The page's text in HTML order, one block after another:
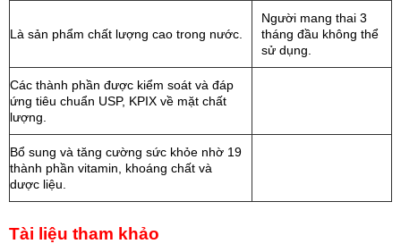
Là sản phẩm chất lượng cao trong nước.
Người mang thai 3
tháng đầu không thể
sử dụng.
Các thành phần được kiểm soát và đáp
ứng tiêu chuẩn USP, KPIX về mặt chất
lượng.
Bổ sung và tăng cường sức khỏe nhờ 19
thành phần vitamin, khoáng chất và
dược liệu.
Tài liệu tham khảo